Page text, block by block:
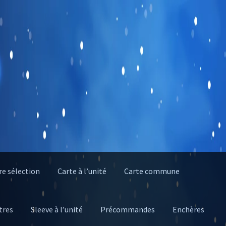
sélection Carte à l’unité Carte commune
Sleeve à l’unité Précommandes Enchères